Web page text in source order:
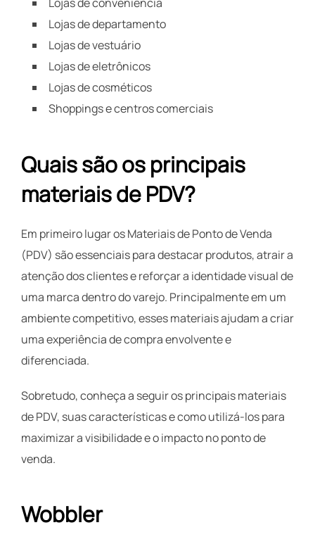
Lojas de departamento
Lojas de vestuário
Lojas de eletrônicos
Lojas de cosméticos
Shoppings e centros comerciais
Quais são os principais
materiais de PDV?
Em primeiro lugar os Materiais de Ponto de Venda
(PDV) são essenciais para destacar produtos, atrair a
atenção dos clientes e reforçar a identidade visual de
uma marca dentro do varejo. Principalmente em um
ambiente competitivo, esses materiais ajudam a criar
uma experiência de compra envolvente e
diferenciada.
Sobretudo, conheça a seguir os principais materiais
de PDV, suas características e como utilizá-los para
maximizar a visibilidade e o impacto no ponto de
venda.
Wobbler